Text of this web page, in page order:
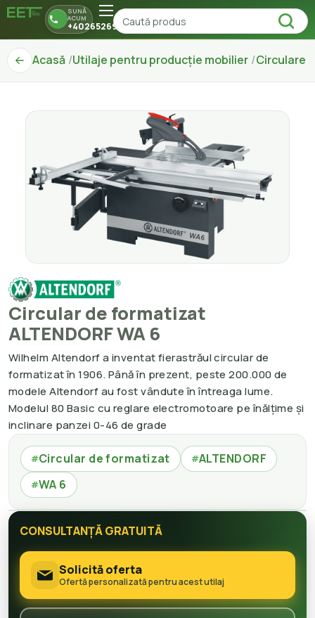
SUNĂ
ACUM
+40265269150
Acasă Utilaje pentru producție mobilier Circulare
Circular de formatizat
ALTENDORF WA 6
Wilhelm Altendorf a inventat fierastrăul circular de
formatizat în 1906. Până în prezent, peste 200.000 de
modele Altendorf au fost vândute în întreaga lume.
Modelul 80 Basic cu reglare electromotoare pe înălțime și
inclinare panzei 0-46 de grade
#Circular de formatizat #ALTENDORF
#WA 6
CONSULTANȚĂ GRATUITĂ
Solicită oferta
Ofertă personalizată pentru acest utilaj